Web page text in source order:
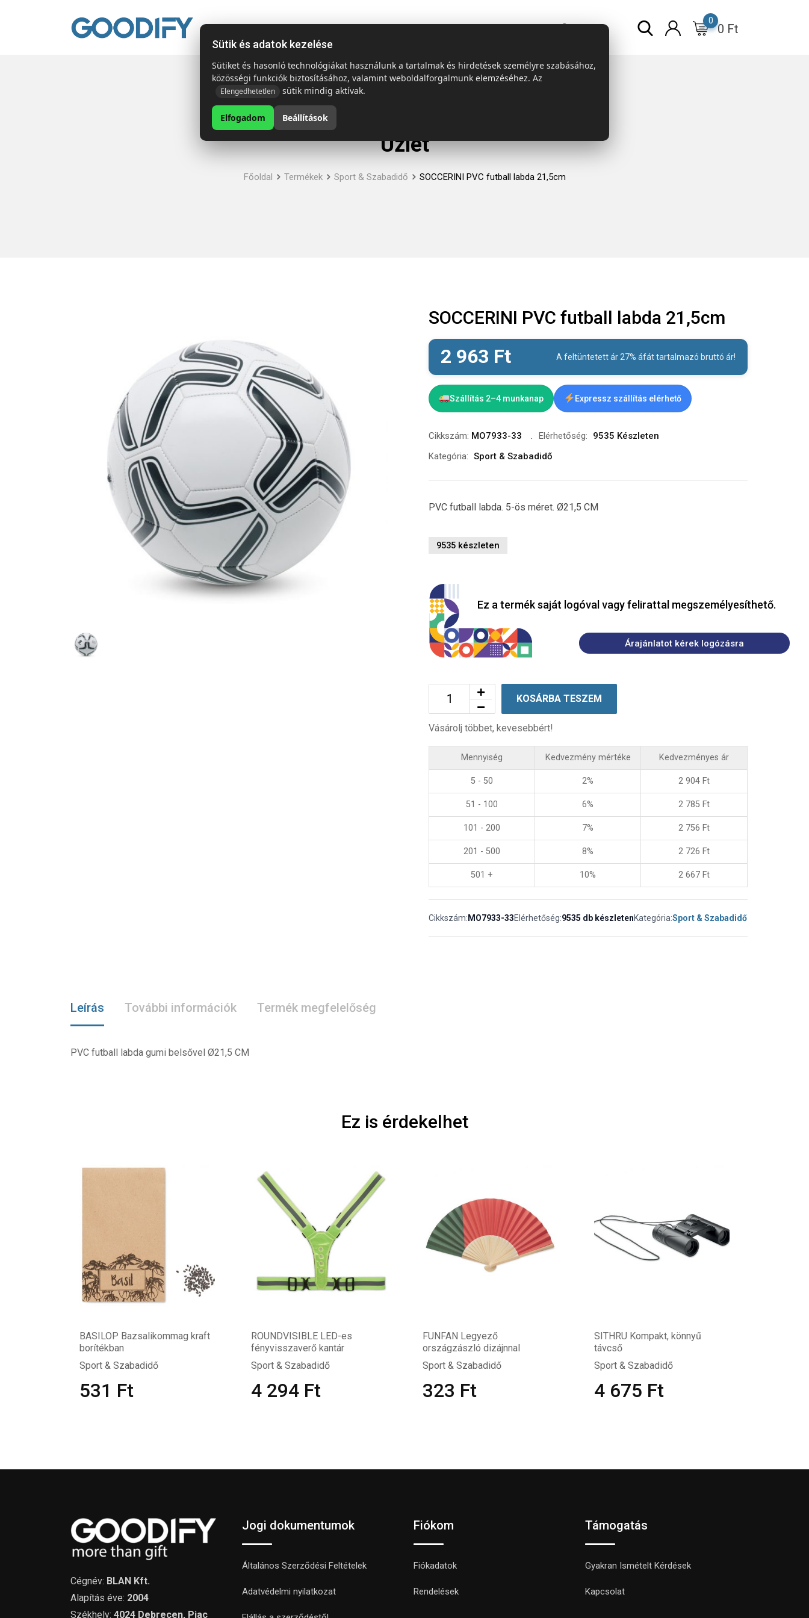
Kezdőlap Termékek Emblémázás és szállítás Tech = Kedvező ár ESG 0 Ft
0
Üzlet
Főoldal Termékek Sport & Szabadidő SOCCERINI PVC futball labda 21,5cm
SOCCERINI PVC futball labda 21,5cm
2 963 Ft A feltüntetett ár 27% áfát tartalmazó bruttó ár!
Szállítás 2–4 munkanap Expressz szállítás elérhető
Cikkszám: MO7933-33 Elérhetőség:
9535 Készleten
Kategória: Sport & Szabadidő
PVC futball labda. 5-ös méret. Ø21,5 CM
9535 készleten
Ez a termék saját logóval vagy felirattal megszemélyesíthető.
Árajánlatot kérek logózásra
KOSÁRBA TESZEM
Vásárolj többet, kevesebbért!
Mennyiség Kedvezmény mértéke Kedvezményes ár
5 - 50 2% 2 904 Ft
51 - 100 6% 2 785 Ft
101 - 200 7% 2 756 Ft
201 - 500 8% 2 726 Ft
501 + 10% 2 667 Ft
Cikkszám: MO7933-33Elérhetőség:9535 db készletenKategória:Sport & Szabadidő
Leírás További információk Termék megfelelőség
PVC futball labda gumi belsővel Ø21,5 CM
Ez is érdekelhet
BASILOP Bazsalikommag kraft
borítékban
Sport & Szabadidő
531 Ft
ROUNDVISIBLE LED-es
fényvisszaverő kantár
Sport & Szabadidő
4 294 Ft
FUNFAN Legyező
országzászló dizájnnal
Sport & Szabadidő
323 Ft
SITHRU Kompakt, könnyű
távcső
Sport & Szabadidő
4 675 Ft
Cégnév: BLAN Kft.
Alapítás éve: 2004
Székhely: 4024 Debrecen, Piac
Jogi dokumentumok
Általános Szerződési Feltételek
Adatvédelmi nyilatkozat
Fiókom
Fiókadatok
Rendelések
Támogatás
Gyakran Ismételt Kérdések
Kapcsolat
Sütik és adatok kezelése
Sütiket és hasonló technológiákat használunk a tartalmak és hirdetések személyre szabásához,
közösségi funkciók biztosításához, valamint weboldalforgalmunk elemzéséhez. Az
Elengedhetetlen sütik mindig aktívak.
Elfogadom Beállítások